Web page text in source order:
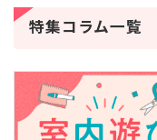
特集コラム一覧